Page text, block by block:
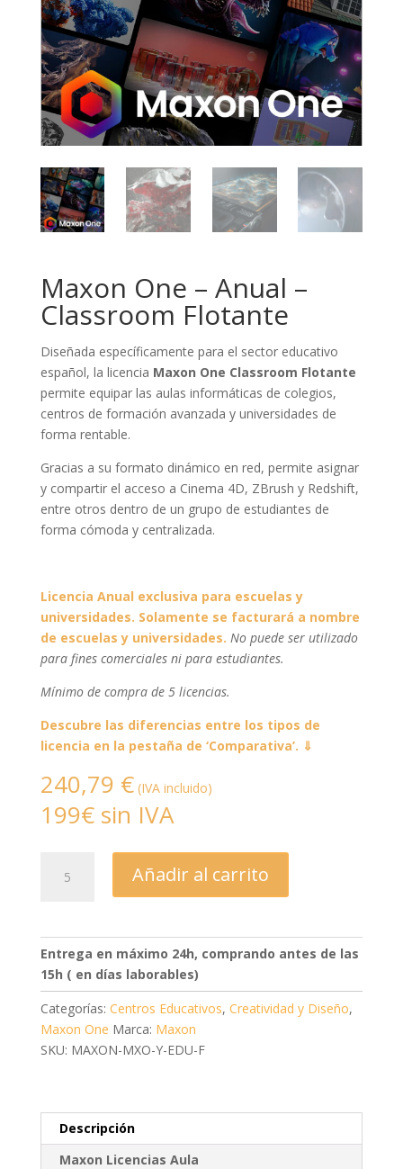
Maxon One – Anual –
Classroom Flotante
Diseñada específicamente para el sector educativo
español, la licencia Maxon One Classroom Flotante
permite equipar las aulas informáticas de colegios,
centros de formación avanzada y universidades de
forma rentable.
Gracias a su formato dinámico en red, permite asignar
y compartir el acceso a Cinema 4D, ZBrush y Redshift,
entre otros dentro de un grupo de estudiantes de
forma cómoda y centralizada.
Licencia Anual exclusiva para escuelas y
universidades. Solamente se facturará a nombre
de escuelas y universidades. No puede ser utilizado
para fines comerciales ni para estudiantes.
Mínimo de compra de 5 licencias.
Descubre las diferencias entre los tipos de
licencia en la pestaña de ‘Comparativa’. ⇓
240,79 € (IVA incluido)
199€ sin IVA
Classroom
Flotante
cantidad
Añadir al carrito
Entrega en máximo 24h, comprando antes de las
15h ( en días laborables)
Categorías: Centros Educativos, Creatividad y Diseño,
Maxon One Marca: Maxon
SKU: MAXON-MXO-Y-EDU-F
Descripción
Maxon Licencias Aula